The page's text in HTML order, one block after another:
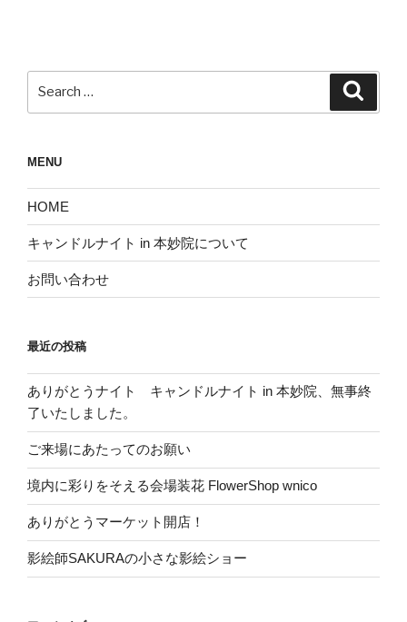
MENU
HOME
キャンドルナイト in 本妙院について
お問い合わせ
最近の投稿
ありがとうナイト キャンドルナイト in 本妙院、無事終
了いたしました。
ご来場にあたってのお願い
境内に彩りをそえる会場装花 FlowerShop wnico
ありがとうマーケット開店！
影絵師SAKURAの小さな影絵ショー